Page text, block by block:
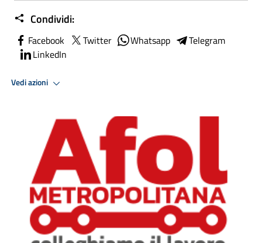
Condividi:
Facebook Twitter Whatsapp
Telegram
LinkedIn
Vedi azioni